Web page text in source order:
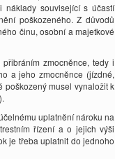
náklady související s účastí
poškozeného. Z důvodů
činu, osobní a majetkové
zmocněnce, tedy i
a jeho zmocněnce (jízdné,
poškozený musel vynaložit k
uplatnění nároku na
řízení a o jejich výši
je třeba uplatnit do jednoho